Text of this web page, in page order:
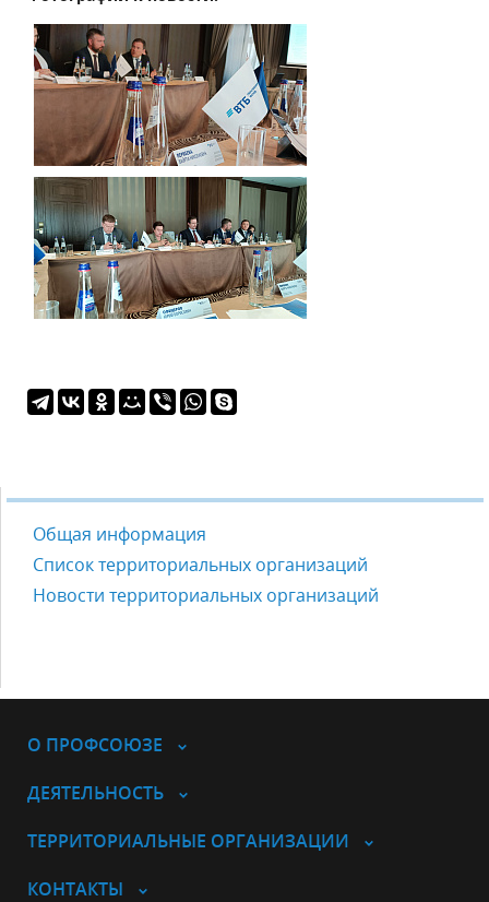
Общая информация
Список территориальных организаций
Новости территориальных организаций
О ПРОФСОЮЗЕ
ДЕЯТЕЛЬНОСТЬ
ТЕРРИТОРИАЛЬНЫЕ ОРГАНИЗАЦИИ
КОНТАКТЫ